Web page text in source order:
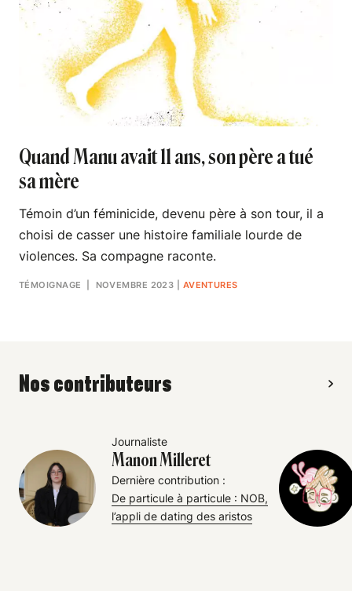
Quand Manu avait 11 ans, son père a tué
sa mère
Témoin d’un féminicide, devenu père à son tour, il a
choisi de casser une histoire familiale lourde de
violences. Sa compagne raconte.
TÉMOIGNAGE | NOVEMBRE 2023 AVENTURES
Nos contributeurs
Journaliste
Manon Milleret
Dernière contribution :
De particule à particule : NOB,
l’appli de dating des aristos